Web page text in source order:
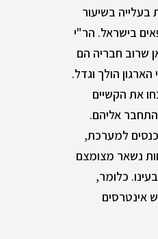
בשיעור
בישראל. הר"י
ומכאן שרוב חבריה הם
הולך וגדל.
את הקשיים
אליהם.
למערכת,
נשאר מצומצם
כלומר,
אינטרסים